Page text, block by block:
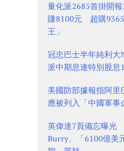
量化派2685首掛開
賺8100元 超購
王」
冠忠巴士半年純利
派中期息連特別股息
美國防部據報指阿
應被列入「中國軍事
英偉達7頁備忘曝光
Burry、「6100億美